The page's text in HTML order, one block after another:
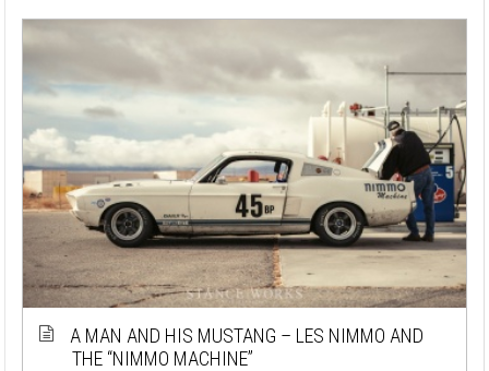
A MAN AND HIS MUSTANG – LES NIMMO AND
THE “NIMMO MACHINE”